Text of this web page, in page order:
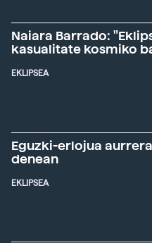
Naiara Barrado:
kasualitate kosmiko
EKLIPSEA
Eguzki-erlojua
denean
EKLIPSEA